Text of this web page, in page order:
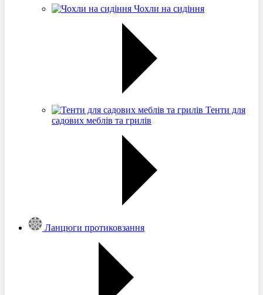
Чохли на сидіння
Тенти для
садових меблів та грилів
Ланцюги протиковзання